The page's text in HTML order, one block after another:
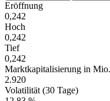
Eröffnung
0,242
Hoch
0,242
Tief
0,242
Marktkapitalisierung in
2.920
Volatilität (30 Tage)